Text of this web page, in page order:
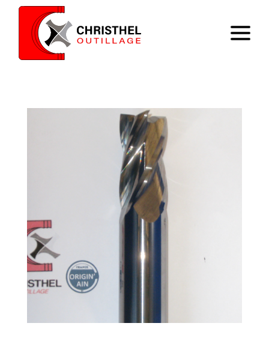
Expertise
Catalog
Contact
Register
Log in